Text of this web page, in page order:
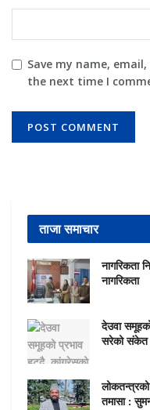
Save my name,
the next time I
ताजा समाचार
नागरिकता
नागरिकता
देउवा
सरेको संकेत
तमासा :